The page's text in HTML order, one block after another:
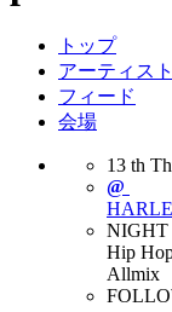
トップ
アーティスト
フィード
会場
13 th
@
NIGHT
Hip
Allmix